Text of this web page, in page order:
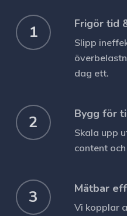
1 Frigör tid
Slipp
dag ett.
2 Bygg för
Skala upp
content
3 Mätbar
Vi kopplar